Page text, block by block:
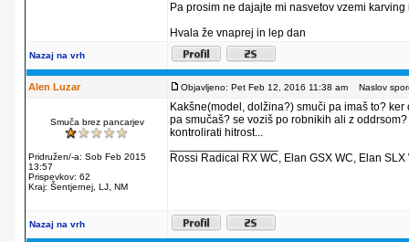
Pa prosim ne dajajte mi nasvetov vzemi
Hvala že vnaprej in lep dan
Nazaj na vrh
Alen Luzar Objavljeno: Pet Feb 12, 2016 11:38 am Naslov
Smuča brez pancarjev
Pridružen/-a: Sob Feb 2015
13:57
Prispevkov: 62
Kraj: Šentjernej, LJ, NM
Kakšne(model, dolžina?) smuči pa imaš to?
pa smučaš? se voziš po robnikih ali z
kontrolirati hitrost...
Rossi Radical RX WC, Elan GSX WC, Elan
Nazaj na vrh